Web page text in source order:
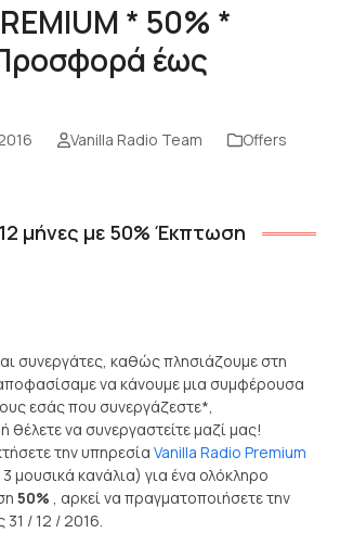
* 50% *
έως
Vanilla Radio Team
Offers
12 μήνες με 50% Έκπτωση
συνεργάτες, καθώς πλησιάζουμε στη
να κάνουμε μια συμφέρουσα
εσάς που συνεργάζεστε*,
θέλετε να συνεργαστείτε μαζί μας!
την υπηρεσίαVanilla Radio Premium
μουσικά κανάλια) για ένα ολόκληρο
50% , αρκεί να πραγματοποιήσετε την
31 / 12 / 2016.